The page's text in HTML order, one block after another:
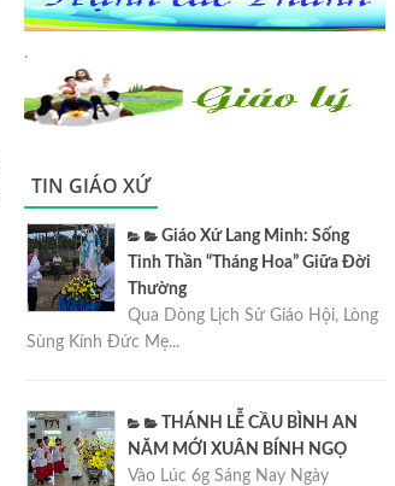
.
TIN GIÁO XỨ
Giáo Xứ Lang Minh: Sống
Tinh Thần “Tháng Hoa” Giữa Đời
Thường
Qua Dòng Lịch Sử Giáo Hội, Lòng
Sùng Kính Đức Mẹ...
THÁNH LỄ CẦU BÌNH AN
NĂM MỚI XUÂN BÍNH NGỌ
Vào Lúc 6g Sáng Nay Ngày